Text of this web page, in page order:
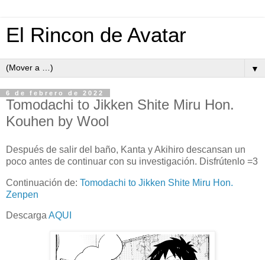
El Rincon de Avatar
▼
6 de febrero de 2022
Tomodachi to Jikken Shite Miru Hon.
Kouhen by Wool
Después de salir del baño, Kanta y Akihiro descansan un
poco antes de continuar con su investigación. Disfrútenlo =3
Continuación de: Tomodachi to Jikken Shite Miru Hon.
Zenpen
DescargaAQUI